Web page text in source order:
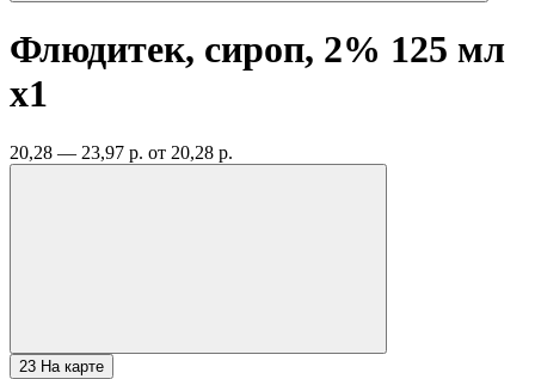
Флюдитек, сироп, 2% 125 мл
x1
20,28 — 23,97 р. от 20,28 р.
23 На карте